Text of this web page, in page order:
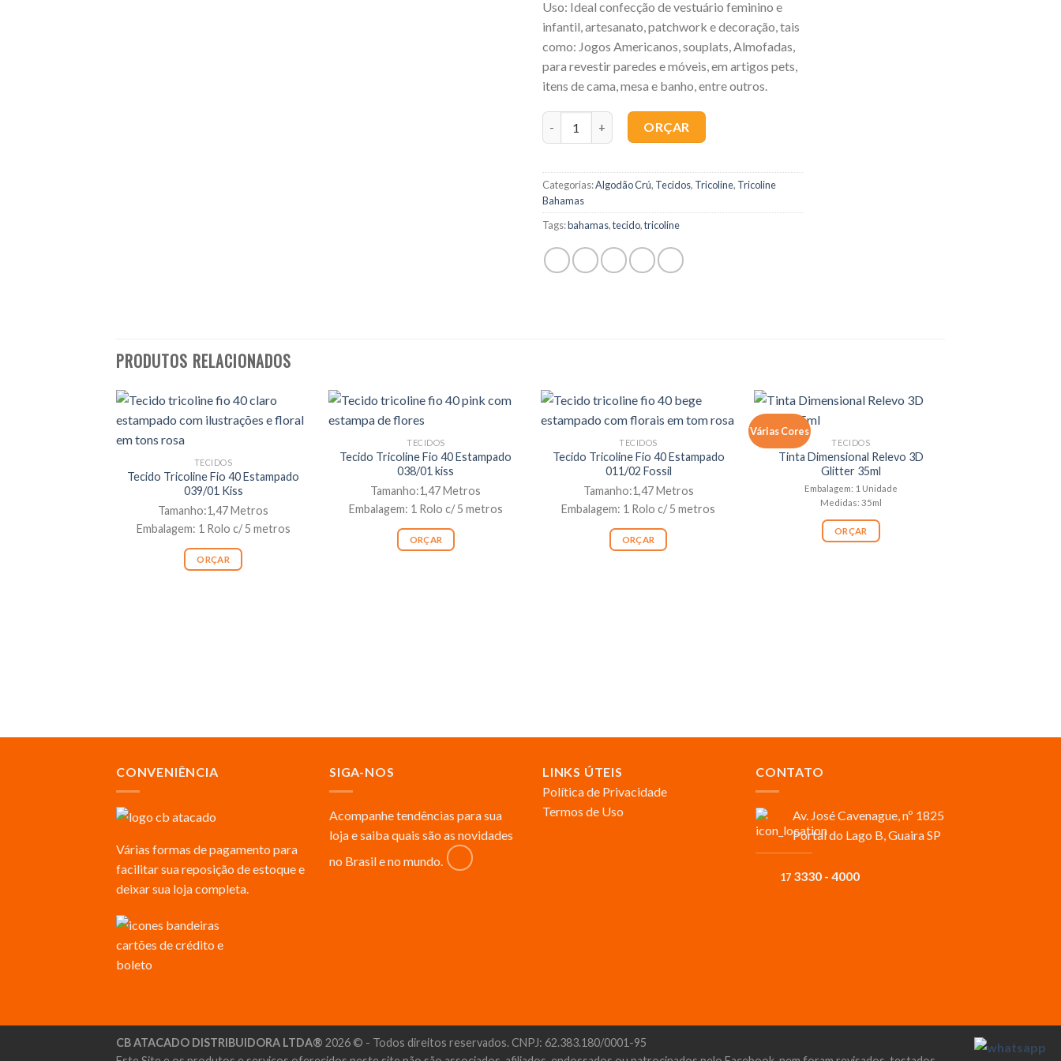
Uso: Ideal confecção de vestuário feminino e
infantil, artesanato, patchwork e decoração, tais
como: Jogos Americanos, souplats, Almofadas,
para revestir paredes e móveis, em artigos pets,
itens de cama, mesa e banho, entre outros.
ORÇAR
Categorias:Algodão Crú, Tecidos, Tricoline, Tricoline
Bahamas
Tags:bahamas,tecido,tricoline
PRODUTOS RELACIONADOS
TECIDOS
Tecido Tricoline Fio 40 Estampado
039/01 Kiss
Tamanho:1,47 Metros
Embalagem: 1 Rolo c/ 5 metros
ORÇAR
TECIDOS
Tecido Tricoline Fio 40 Estampado
038/01 kiss
Tamanho:1,47 Metros
Embalagem: 1 Rolo c/ 5 metros
ORÇAR
TECIDOS
Tecido Tricoline Fio 40 Estampado
011/02 Fossil
Tamanho:1,47 Metros
Embalagem: 1 Rolo c/ 5 metros
ORÇAR
Várias Cores
TECIDOS
Tinta Dimensional Relevo 3D
Glitter 35ml
Embalagem: 1 Unidade
Medidas: 35ml
ORÇAR
CONVENIÊNCIA
Várias formas de pagamento para
facilitar sua reposição de estoque e
deixar sua loja completa.
SIGA-NOS
Acompanhe tendências para sua
loja e saiba quais são as novidades
no Brasil e no mundo.
LINKS ÚTEIS
Política de Privacidade
Termos de Uso
CONTATO
Av. José Cavenague, nº 1825
Portal do Lago B, Guaira SP
17 3330 - 4000
CB ATACADO DISTRIBUIDORA LTDA® 2026 © - Todos direitos reservados. CNPJ: 62.383.180/0001-95